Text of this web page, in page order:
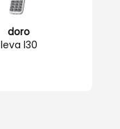
doro
leva l30